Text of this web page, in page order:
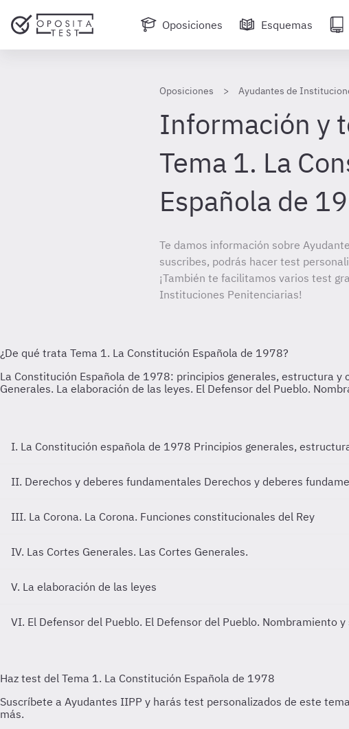
Oposiciones Esquemas
Oposiciones Ayudantes de
Información y
Tema 1. La
Española de
Te damos información sobre
suscribes, podrás hacer test
¡También te facilitamos varios test
Instituciones Penitenciarias!
I. La Constitución española de 1978 Principios generales,
II. Derechos y deberes fundamentales Derechos y deberes
III. La Corona. La Corona. Funciones constitucionales del Rey
IV. Las Cortes Generales. Las Cortes Generales.
V. La elaboración de las leyes
VI. El Defensor del Pueblo. El Defensor del Pueblo. Nombramiento